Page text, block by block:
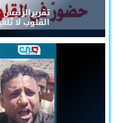
القلوب لا